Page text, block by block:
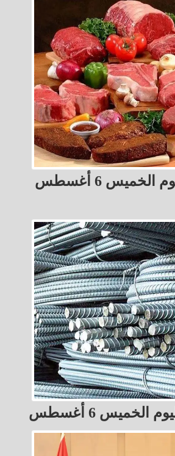
أسعار اللحوم اليوم الخميس 6 أغسطس
الخميس 6 أغسطس